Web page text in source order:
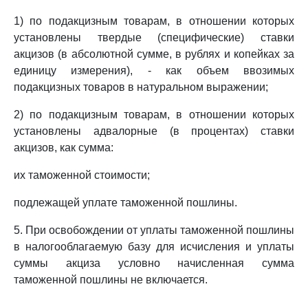
1) по подакцизным товарам, в отношении которых
установлены твердые (специфические) ставки
акцизов (в абсолютной сумме, в рублях и копейках за
единицу измерения), - как объем ввозимых
подакцизных товаров в натуральном выражении;
2) по подакцизным товарам, в отношении которых
установлены адвалорные (в процентах) ставки
акцизов, как сумма:
их таможенной стоимости;
подлежащей уплате таможенной пошлины.
5. При освобождении от уплаты таможенной пошлины
в налогооблагаемую базу для исчисления и уплаты
суммы акциза условно начисленная сумма
таможенной пошлины не включается.